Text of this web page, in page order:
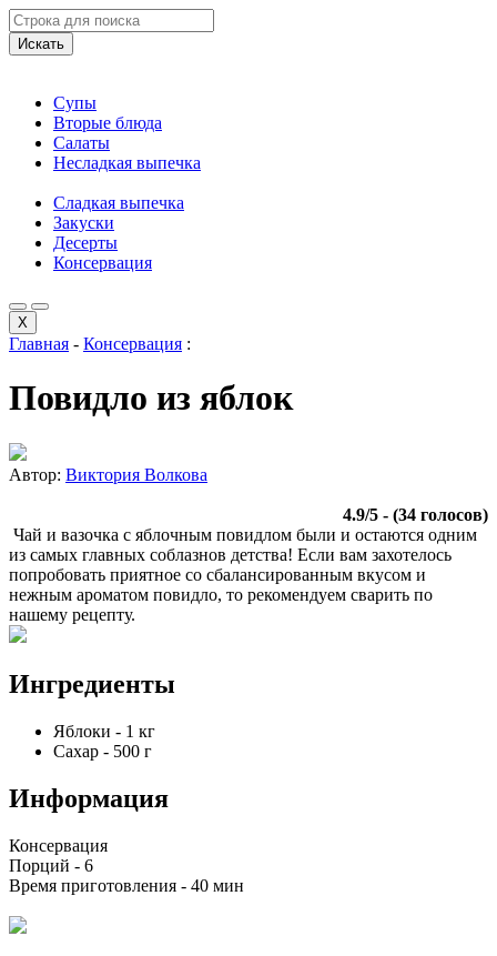
Искать
Супы
Вторые блюда
Салаты
Несладкая выпечка
Сладкая выпечка
Закуски
Десерты
Консервация
X
Главная - Консервация :
Повидло из яблок
Автор: Виктория Волкова
4.9/5 - (34 голосов)
Чай и вазочка с яблочным повидлом были и остаются одним
из самых главных соблазнов детства! Если вам захотелось
попробовать приятное со сбалансированным вкусом и
нежным ароматом повидло, то рекомендуем сварить по
нашему рецепту.
Ингредиенты
Яблоки - 1 кг
Сахар - 500 г
Информация
Консервация
Порций - 6
Время приготовления - 40 мин